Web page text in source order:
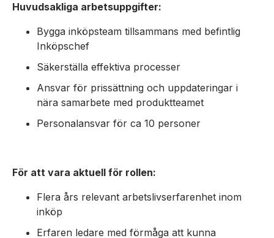
Huvudsakliga arbetsuppgifter:
Bygga inköpsteam tillsammans med befintlig
Inköpschef
Säkerställa effektiva processer
Ansvar för prissättning och uppdateringar i
nära samarbete med produktteamet
Personalansvar för ca 10 personer
För att vara aktuell för rollen:
Flera års relevant arbetslivserfarenhet inom
inköp
Erfaren ledare med förmåga att kunna